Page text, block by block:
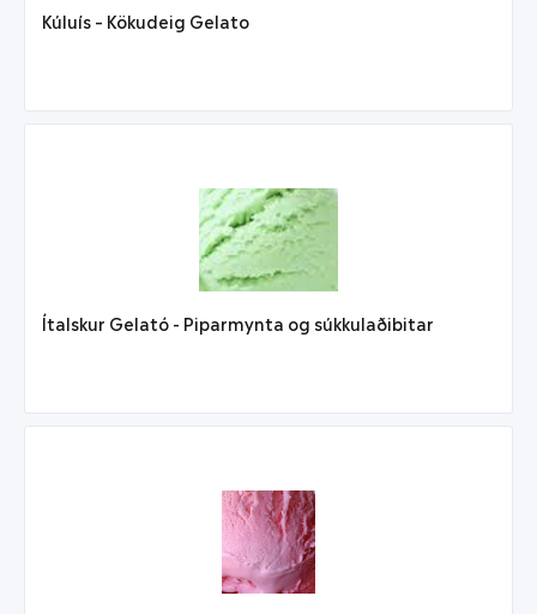
Kúluís – Kökudeig Gelato
Ítalskur Gelató - Piparmynta og súkkulaðibitar